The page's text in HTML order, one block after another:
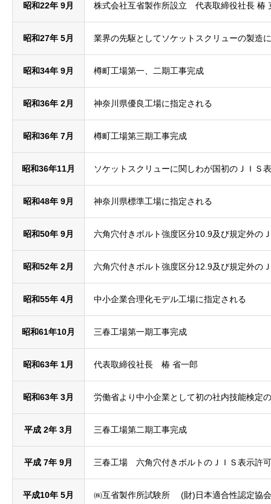
昭和22年 9月 株式会社互省製作所設立 代表取締役社長 椿
昭和27年 5月 業界の先駆としてソケットスクリューの製造
昭和34年 9月 樽町工場第一、二期工事完成
昭和36年 2月 神奈川県優良工場に指定される
昭和36年 7月 樽町工場第三期工事完成
昭和36年11月 ソケットスクリューに関しわが国初のＪＩＳ
昭和48年 9月 神奈川県標準工場に指定される
昭和50年 9月 六角穴付きボルト強度区分10.9及び規定外の
昭和52年 2月 六角穴付きボルト強度区分12.9及び規定外の
昭和55年 4月 中小企業合理化モデル工場に指定される
昭和61年10月 三春工場第一期工事完成
昭和63年 1月 代表取締役社長 椿 省一郎
昭和63年 3月 労働省より中小企業として初の社内技能検定
平成 2年 3月 三春工場第二期工事完成
平成 7年 9月 三春工場 六角穴付きボルトのＪＩＳ表示許
平成10年 5月 ㈱互省製作所試験所 (財)日本適合性認定協